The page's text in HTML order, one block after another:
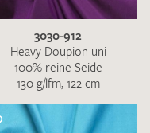
3030-912
Heavy Doupion uni
100% reine Seide
130 g/lfm, 122 cm